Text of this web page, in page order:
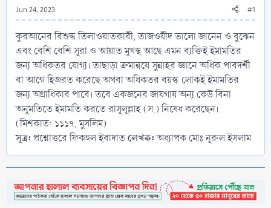
Jun 24, 2023 #1
কুরআনের বিশুদ্ধ তিলাওয়াতকারী, তাজওয়ীদ ভালো জানেন ও বুঝেন
এবং বেশি বেশি সূরা ও আয়াত মুখস্থ আছে এমন ব্যক্তিই ইমামতির
জন্য অধিকতর যোগ্য। তাছাড়া ক্রমান্বয়ে সুন্নাহর জ্ঞানে অধিক পারদর্শী
বা আগে হিজরত করেছে অথবা অধিকতর বয়স্ক লোকই ইমামতির
জন্য অগ্রাধিকার পাবে। তবে একজনের জায়গায় অন্য কেউ বিনা
অনুমতিতে ইমামতি করতে রাসূলুল্লাহ (স.) নিষেধ করেছেন।
(মিশকাত: ১১১৭, মুসলিম)
সূত্র: প্রশ্নোত্তরে ফিকহুল ইবাদাতলেখক:অধ্যাপক মোঃ নূরুল ইসলাম